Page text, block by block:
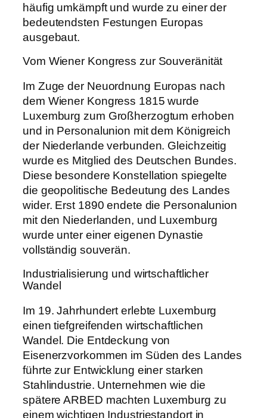
häufig umkämpft und wurde zu einer der
bedeutendsten Festungen Europas
ausgebaut.
Vom Wiener Kongress zur Souveränität
Im Zuge der Neuordnung Europas nach
dem Wiener Kongress 1815 wurde
Luxemburg zum Großherzogtum erhoben
und in Personalunion mit dem Königreich
der Niederlande verbunden. Gleichzeitig
wurde es Mitglied des Deutschen Bundes.
Diese besondere Konstellation spiegelte
die geopolitische Bedeutung des Landes
wider. Erst 1890 endete die Personalunion
mit den Niederlanden, und Luxemburg
wurde unter einer eigenen Dynastie
vollständig souverän.
Industrialisierung und wirtschaftlicher
Wandel
Im 19. Jahrhundert erlebte Luxemburg
einen tiefgreifenden wirtschaftlichen
Wandel. Die Entdeckung von
Eisenerzvorkommen im Süden des Landes
führte zur Entwicklung einer starken
Stahlindustrie. Unternehmen wie die
spätere ARBED machten Luxemburg zu
einem wichtigen Industriestandort in